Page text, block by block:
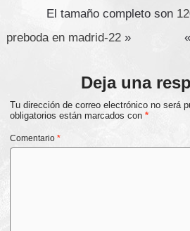
El tamaño completo son
preboda en madrid-22 » «
Deja una
Tu dirección de correo electrónico no será
obligatorios están marcados con*
Comentario*